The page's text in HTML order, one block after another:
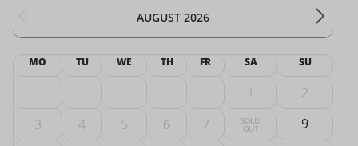
AUGUST 2026
MO TU WE TH FR SA SU
1
2
3
4 5 6 7 SOLD
OUT
9